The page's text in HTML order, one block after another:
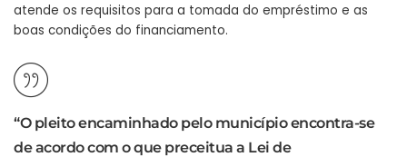
atende os requisitos para a tomada do empréstimo e as
boas condições do financiamento.
“O pleito encaminhado pelo município encontra-se
de acordo com o que preceitua a Lei de